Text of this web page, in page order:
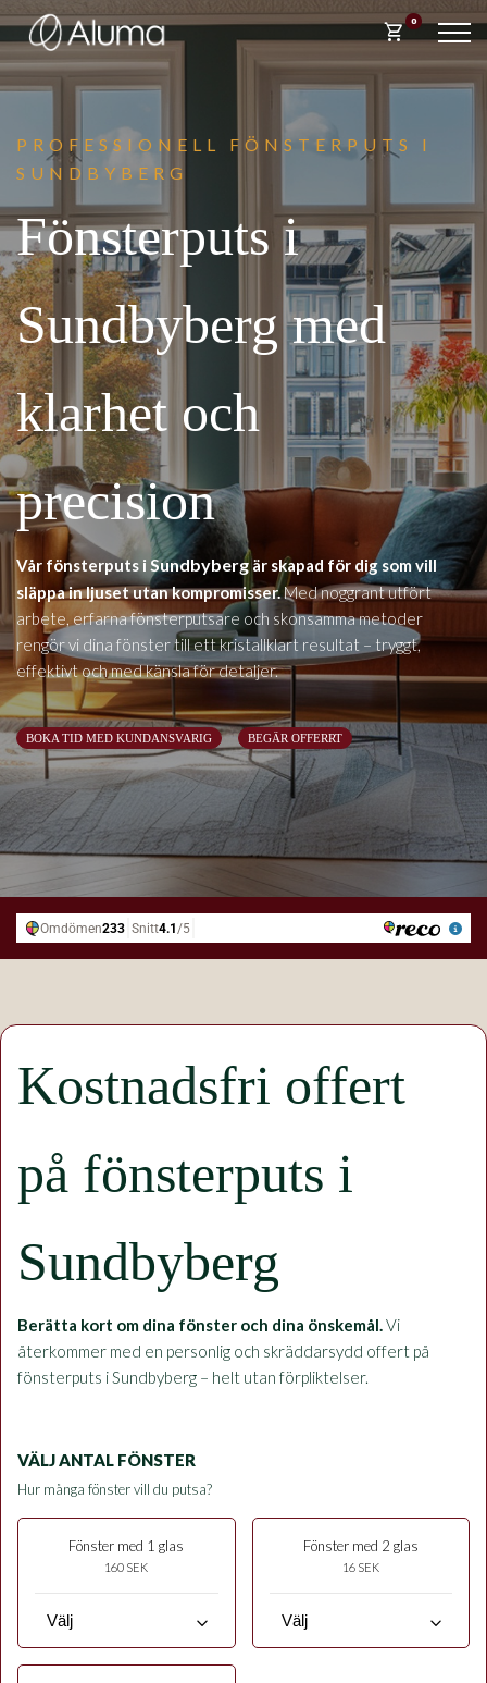
shopping_cart 0
PROFESSIONELL FÖNST ERPUTS I
SUNDBYBERG
Fönsterputs i
Sundbyberg med
klarhet och
precision
Vår fönsterputs i Sundbyberg är skapad för dig som vill
släppa in ljuset utan kompromisser.Med noggrant utfört
arbete, erfarna fönsterputsare och skonsamma metoder
rengör vi dina fönster till ett kristallklart resultat – tryggt,
effektivt och med känsla för detaljer.
BOKA TID MED KUNDANSVARIG BEGÄR OFFERRT
Kostnadsfri offert
på fönsterputs i
Sundbyberg
Berätta kort om dina fönster och dina önskemål.Vi
återkommer med en personlig och skräddarsydd offert på
fönsterputs i Sundbyberg – helt utan förpliktelser.
VÄLJ ANTAL FÖNSTER
Hur många fönster vill du putsa?
Fönster med 1 glas
160 SEK
keyboard_arrow_down
Fönster med 2 glas
16 SEK
keyboard_arrow_down